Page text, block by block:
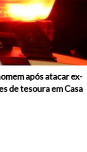
após atacar ex-
de tesoura em Casa